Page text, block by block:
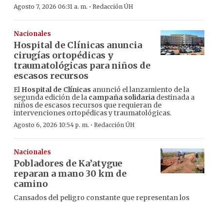
Agosto 7, 2026 06:31 a. m. · Redacción ÚH
Nacionales
Hospital de Clínicas anuncia
cirugías ortopédicas y
traumatológicas para niños de
escasos recursos
El Hospital de Clínicas anunció el lanzamiento de la
segunda edición de la campaña solidaria destinada a
niños de escasos recursos que requieran de
intervenciones ortopédicas y traumatológicas.
Agosto 6, 2026 10:54 p. m. · Redacción ÚH
Nacionales
Pobladores de Ka’atygue
reparan a mano 30 km de
camino
Cansados del peligro constante que representan los